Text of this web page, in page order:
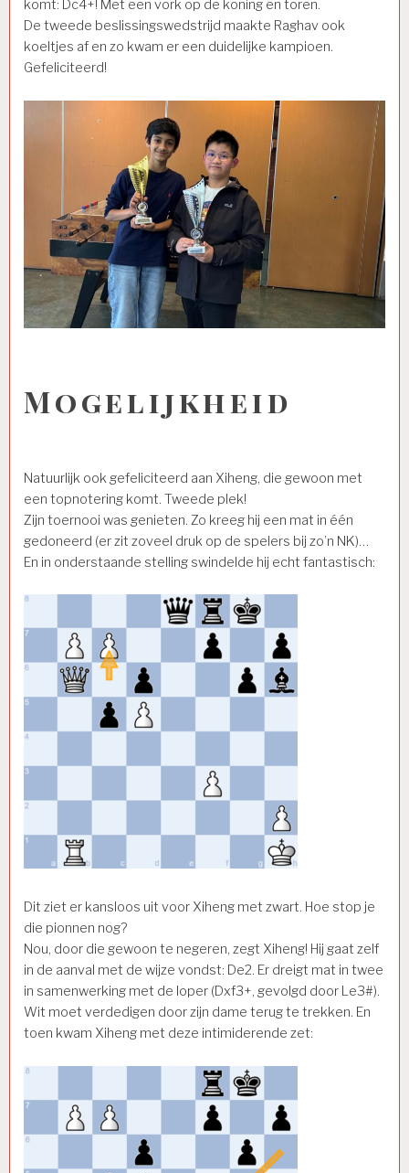
komt: Dc4+! Met een vork op de koning en toren.
De tweede beslissingswedstrijd maakte Raghav ook
koeltjes af en zo kwam er een duidelijke kampioen.
Gefeliciteerd!
Mogelijkheid
Natuurlijk ook gefeliciteerd aan Xiheng, die gewoon met
een topnotering komt. Tweede plek!
Zijn toernooi was genieten. Zo kreeg hij een mat in één
gedoneerd (er zit zoveel druk op de spelers bij zo’n NK)…
En in onderstaande stelling swindelde hij echt fantastisch:
Dit ziet er kansloos uit voor Xiheng met zwart. Hoe stop je
die pionnen nog?
Nou, door die gewoon te negeren, zegt Xiheng! Hij gaat zelf
in de aanval met de wijze vondst: De2. Er dreigt mat in twee
in samenwerking met de loper (Dxf3+, gevolgd door Le3#).
Wit moet verdedigen door zijn dame terug te trekken. En
toen kwam Xiheng met deze intimiderende zet: